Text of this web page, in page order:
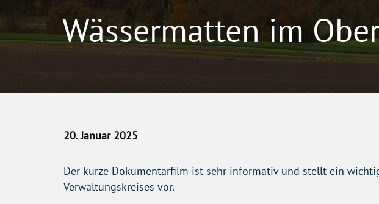
Wässermatten im
20. Januar 2025
Der kurze Dokumentarfilm ist sehr informativ und stellt ein
Verwaltungskreises vor.